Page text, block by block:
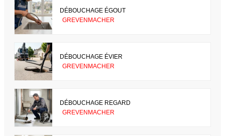
DÉBOUCHAGE ÉGOUT
GREVENMACHER
DÉBOUCHAGE ÉVIER
GREVENMACHER
DÉBOUCHAGE REGARD
GREVENMACHER